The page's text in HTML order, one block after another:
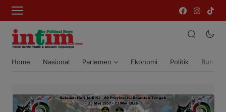
Home Nasional Parlemen Ekonomi Politik Bumi